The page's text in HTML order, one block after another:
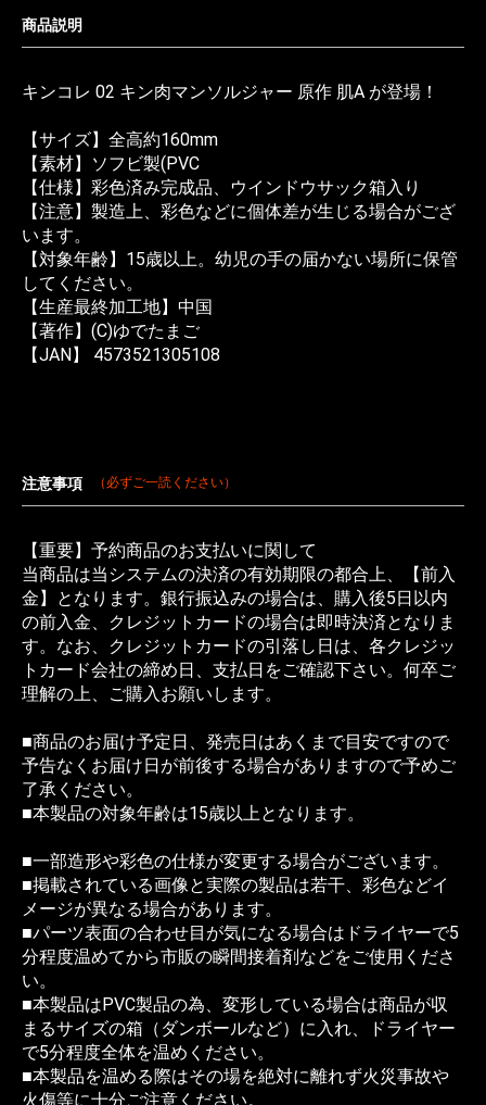
商品説明
キンコレ 02 キン肉マンソルジャー 原作 肌A が登場！
【サイズ】全高約160mm
【素材】ソフビ製(PVC
【仕様】彩色済み完成品、ウインドウサック箱入り
【注意】製造上、彩色などに個体差が生じる場合がござ
います。
【対象年齢】15歳以上。幼児の手の届かない場所に保管
してください。
【生産最終加工地】中国
【著作】(C)ゆでたまご
【JAN】 4573521305108
注意事項 （必ずご一読ください）
【重要】予約商品のお支払いに関して
当商品は当システムの決済の有効期限の都合上、【前入
金】となります。銀行振込みの場合は、購入後5日以内
の前入金、クレジットカードの場合は即時決済となりま
す。なお、クレジットカードの引落し日は、各クレジッ
トカード会社の締め日、支払日をご確認下さい。何卒ご
理解の上、ご購入お願いします。
■商品のお届け予定日、発売日はあくまで目安ですので
予告なくお届け日が前後する場合がありますので予めご
了承ください。
■本製品の対象年齢は15歳以上となります。
■一部造形や彩色の仕様が変更する場合がございます。
■掲載されている画像と実際の製品は若干、彩色などイ
メージが異なる場合があります。
■パーツ表面の合わせ目が気になる場合はドライヤーで5
分程度温めてから市販の瞬間接着剤などをご使用くださ
い。
■本製品はPVC製品の為、変形している場合は商品が収
まるサイズの箱（ダンボールなど）に入れ、ドライヤー
で5分程度全体を温めください。
■本製品を温める際はその場を絶対に離れず火災事故や
火傷等に十分ご注意ください。